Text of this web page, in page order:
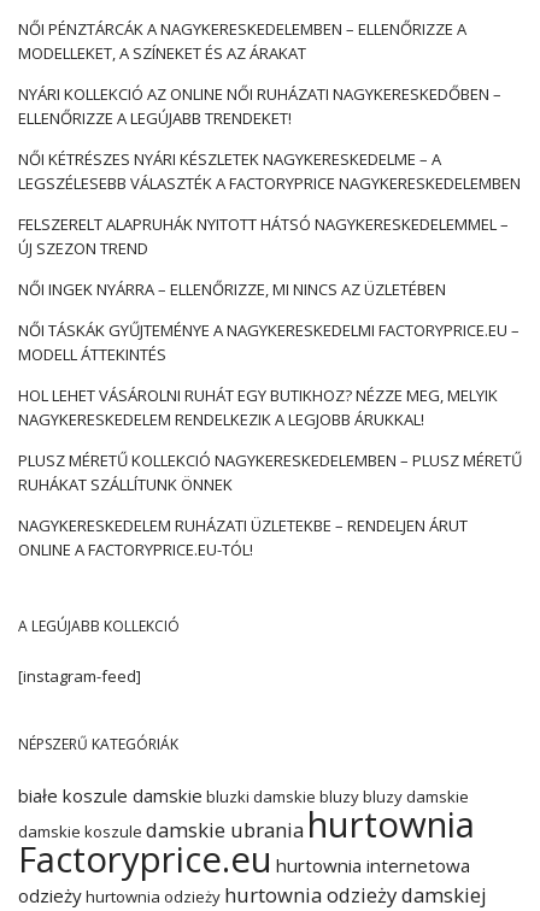
NŐI PÉNZTÁRCÁK A NAGYKERESKEDELEMBEN – ELLENŐRIZZE A
MODELLEKET, A SZÍNEKET ÉS AZ ÁRAKAT
NYÁRI KOLLEKCIÓ AZ ONLINE NŐI RUHÁZATI NAGYKERESKEDŐBEN –
ELLENŐRIZZE A LEGÚJABB TRENDEKET!
NŐI KÉTRÉSZES NYÁRI KÉSZLETEK NAGYKERESKEDELME – A
LEGSZÉLESEBB VÁLASZTÉK A FACTORYPRICE NAGYKERESKEDELEMBEN
FELSZERELT ALAPRUHÁK NYITOTT HÁTSÓ NAGYKERESKEDELEMMEL –
ÚJ SZEZON TREND
NŐI INGEK NYÁRRA – ELLENŐRIZZE, MI NINCS AZ ÜZLETÉBEN
NŐI TÁSKÁK GYŰJTEMÉNYE A NAGYKERESKEDELMI FACTORYPRICE.EU –
MODELL ÁTTEKINTÉS
HOL LEHET VÁSÁROLNI RUHÁT EGY BUTIKHOZ? NÉZZE MEG, MELYIK
NAGYKERESKEDELEM RENDELKEZIK A LEGJOBB ÁRUKKAL!
PLUSZ MÉRETŰ KOLLEKCIÓ NAGYKERESKEDELEMBEN – PLUSZ MÉRETŰ
RUHÁKAT SZÁLLÍTUNK ÖNNEK
NAGYKERESKEDELEM RUHÁZATI ÜZLETEKBE – RENDELJEN ÁRUT
ONLINE A FACTORYPRICE.EU-TÓL!
A LEGÚJABB KOLLEKCIÓ
[instagram-feed]
NÉPSZERŰ KATEGÓRIÁK
białe koszule damskie bluzki damskie bluzybluzy damskie
damskie koszule damskie ubrania hurtownia
Factoryprice.eu hurtownia internetowa
odzieżyhurtownia odzieży hurtownia odzieży damskiej